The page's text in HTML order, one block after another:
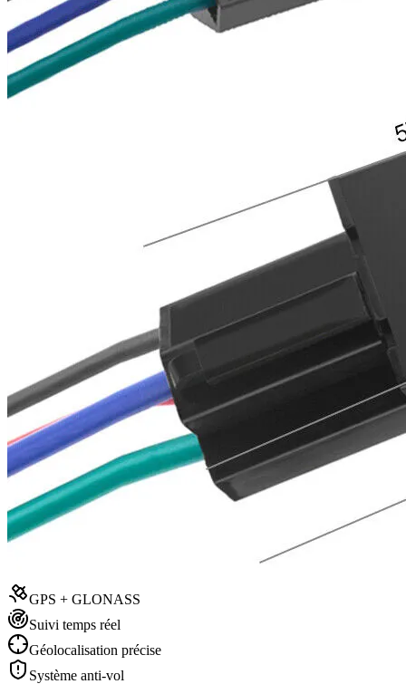
GPS + GLONASS
Suivi temps réel
Géolocalisation précise
Système anti-vol